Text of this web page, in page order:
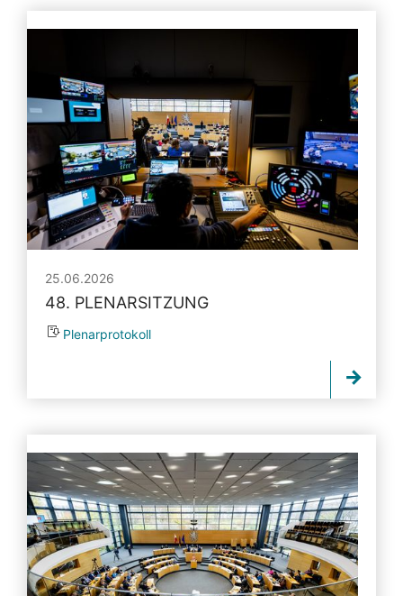
25.06.2026
48. PLENARSITZUNG
Plenarprotokoll